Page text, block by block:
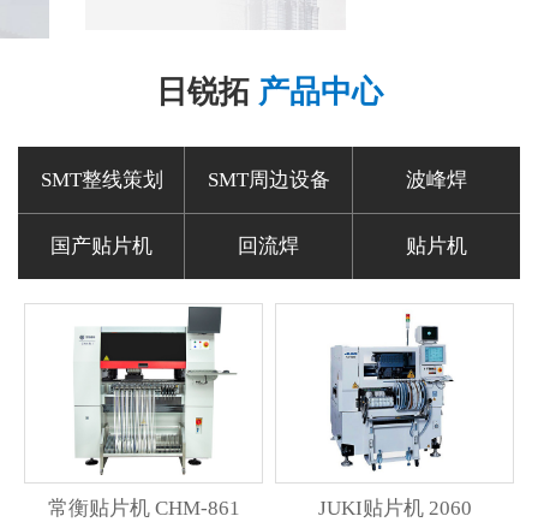
日锐拓 产品中心
SMT整线策划 SMT周边设备 波峰焊
国产贴片机 回流焊 贴片机
常衡贴片机 CHM-861 JUKI贴片机 2060